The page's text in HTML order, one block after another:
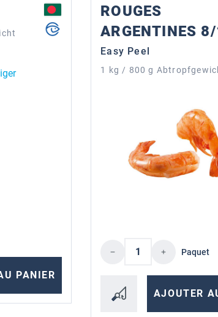
utilisez les boutons pour
: Entrez la quantité
PANIER
ROUGES
ARGENTINES
Easy Peel
1 kg / 800 g
Quantité dePaquet
AJOUTER